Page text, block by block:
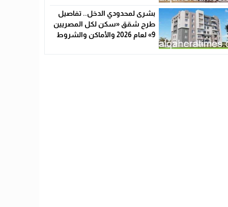
بشرى لمحدودي الدخل.. تفاصيل
طرح شقق «سكن لكل المصريين
9» لعام 2026 والأماكن والشروط